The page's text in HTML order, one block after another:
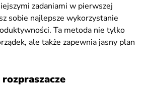
zadaniami w pierwszej
sobie najlepsze wykorzystanie
Ta metoda nie tylko
ale także zapewnia jasny plan